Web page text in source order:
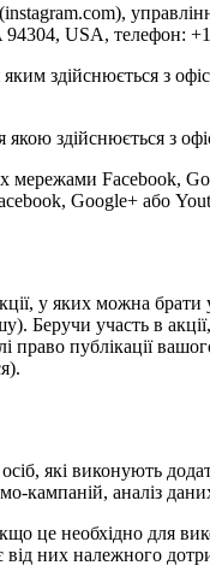
USA, телефон:
здійснюється з
якою здійснюється з
мережами Facebook,
Google+ або
у яких можна
Беручи участь в
публікації
які виконують
кампаній, аналіз
це необхідно для
них належного